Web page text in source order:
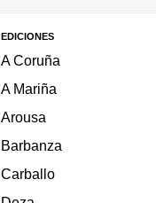
EDICIONES
A Coruña
A Mariña
Arousa
Barbanza
Carballo